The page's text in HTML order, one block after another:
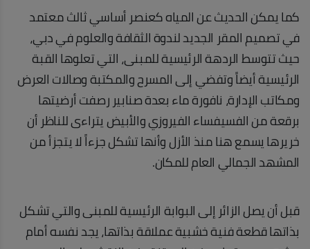
كما يمكن الحديث عن المياه كعنصر أساسي ثالث معتمد
في تصميم المقر الجديد لندوة الثقافة والعلوم في دبي،
حيث تتوسط الردهة الرئيسية للمبنى، التي تعلوها القبة
الرئيسية أيضاً وتفضي إلى المسرح والمكتبة وصالات العرض
ومكاتب الإدارة، نافورة ماء بعدة صنابير رصفت أرضيتها
برقعة من الفسيفساء الفيروزي والأبيض يتراءى للناظر أن
خريرها يسمع هنا منذ الأزل وأنها تشكل جزءاً لا يتجزأ من
المشهد الجمالي العام للمكان.
قبل أن يصل الزائر إلى البوابة الرئيسية للمبنى والتي تشكل
بذاتها قطعة فنية خشبية عملاقة بذاتها، يجد نفسه أمام